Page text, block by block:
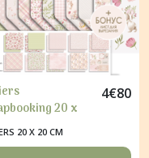
20 x
album faire
carte Scrapmir
4€80
20 X 20 CM